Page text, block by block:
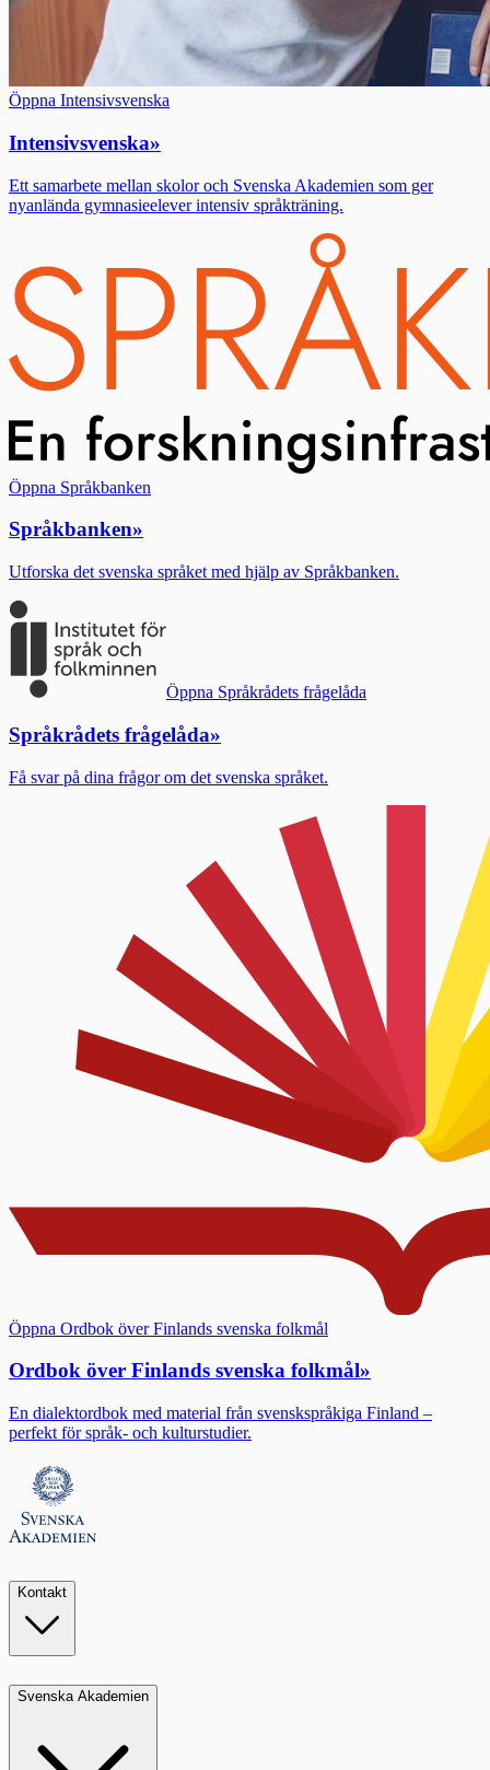
Öppna Intensivsvenska
Intensivsvenska»
Ett samarbete mellan skolor och Svenska Akademien som ger
nyanlända gymnasieelever intensiv språkträning.
Öppna Språkbanken
Språkbanken»
Utforska det svenska språket med hjälp av Språkbanken.
Öppna Språkrådets frågelåda
Språkrådets frågelåda»
Få svar på dina frågor om det svenska språket.
Öppna Ordbok över Finlands svenska folkmål
Ordbok över Finlands svenska folkmål»
En dialektordbok med material från svenskspråkiga Finland –
perfekt för språk- och kulturstudier.
Kontakt
Svenska Akademien